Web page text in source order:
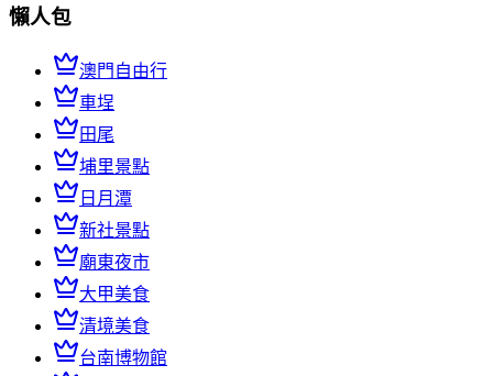
懶人包
澳門自由行
車埕
田尾
埔里景點
日月潭
新社景點
廟東夜市
大甲美食
清境美食
台南博物館